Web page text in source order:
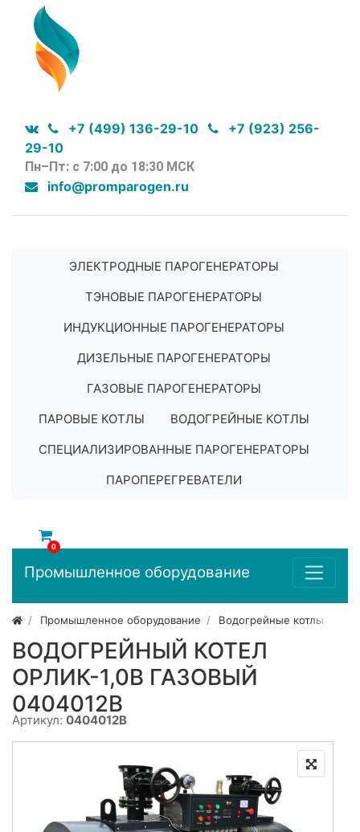
+7 (499) 136-29-10
+7 (923) 256-
29-10
Пн–Пт: с 7:00 до 18:30 МСК
info@promparogen.ru
ЭЛЕКТРОДНЫЕ ПАРОГЕНЕРАТОРЫ
ТЭНОВЫЕ ПАРОГЕНЕРАТОРЫ
ИНДУКЦИОННЫЕ ПАРОГЕНЕРАТОРЫ
ДИЗЕЛЬНЫЕ ПАРОГЕНЕРАТОРЫ
ГАЗОВЫЕ ПАРОГЕНЕРАТОРЫ
ПАРОВЫЕ КОТЛЫ
ВОДОГРЕЙНЫЕ КОТЛЫ
СПЕЦИАЛИЗИРОВАННЫЕ ПАРОГЕНЕРАТОРЫ
ПАРОПЕРЕГРЕВАТЕЛИ
0
Промышленное оборудование
Промышленное оборудование Водогрейные котлы
ВОДОГРЕЙНЫЙ КОТЕЛ
ОРЛИК-1,0В ГАЗОВЫЙ
0404012B
Артикул: 0404012B